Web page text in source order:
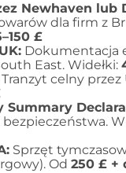
Newhaven lub
dla firm z
£
Dokumentacja
East. Widełki:
Tranzyt celny przez
Summary
bezpieczeństwa.
Sprzęt
Od 250 £ +